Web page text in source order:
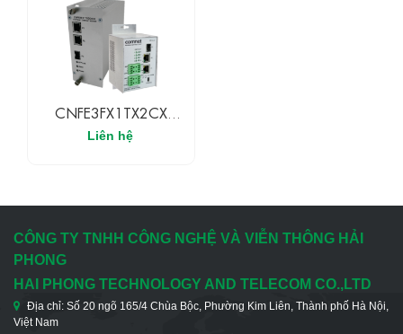
CNFE3FX1TX2CX
Switch Ethernet Quang
Điện 3 Cổng 10/100
Liên hệ
CÔNG TY TNHH CÔNG NGHỆ VÀ VIỄN THÔNG HẢI
PHONG
HAI PHONG TECHNOLOGY AND TELECOM CO.,LTD
Địa chỉ: Số 20 ngõ 165/4 Chùa Bộc, Phường Kim Liên, Thành phố Hà Nội,
Việt Nam